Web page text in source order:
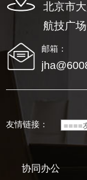
北京市
航技广
邮箱：
友情链接：
协同办公